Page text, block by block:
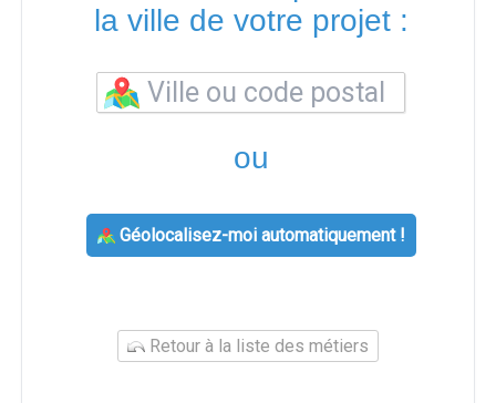
la ville de votre projet :
ou
Géolocalisez-moi automatiquement !
Retour à la liste des métiers